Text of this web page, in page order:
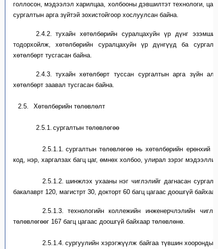
голлосон мэдээлэл харилцаа, холбооны дэвшилтэт технологи,
сургалтын арга зүйтэй зохистойгоор хослуулсан байна.
2.4.2. тухайн хөтөлбөрийн суралцахуйн үр дүнг
тодорхойлж, хөтөлбөрийн суралцахуйн үр дүнгүүд ба
хөтөлбөрт тусгасан байна.
2.4.3. тухайн хөтөлбөрт туссан сургалтынарга зүйн
хөтөлбөрт заавал тусгасан байна.
2.5. Хөтөлбөрийн төлөвлөлт
2.5.1. сургалтын төлөвлөгөө
2.5.1.1. сургалтын төлөвлөгөөньхөтөлбөрийн ерөнхий
код, нэр, харгалзах багц цаг, өмнөх холбоо, улирал зэрэг
2.5.1.2. шинжлэх ухааны нэг чиглэлийг дагнасан с
бакалаврт 120, магистрт 30, докторт 60 багц цагаас доошгүй
2.5.1.3. технологийн коллежийн инженерчлэлийн
төлөвлөгөөг 167 багц цагаас доошгүй байхаар төлөвлөнө.
2.5.1.4. сургуулийн хэрэгжүүлж байгаа түвшин